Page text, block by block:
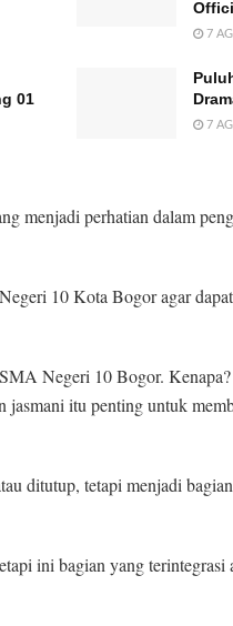
7
01
7
menjadi perhatian dalam
10 Kota Bogor agar
Negeri 10 Bogor.
jasmani itu penting untuk
ditutup, tetapi menjadi
ini bagian yang